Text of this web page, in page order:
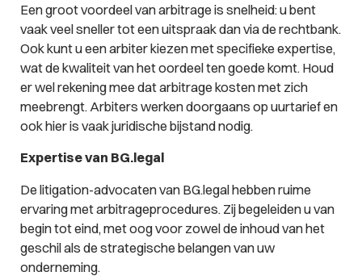
Een groot voordeel van arbitrage is snelheid: u bent
vaak veel sneller tot een uitspraak dan via de rechtbank.
Ook kunt u een arbiter kiezen met specifieke expertise,
wat de kwaliteit van het oordeel ten goede komt. Houd
er wel rekening mee dat arbitrage kosten met zich
meebrengt. Arbiters werken doorgaans op uurtarief en
ook hier is vaak juridische bijstand nodig.
Expertise van BG.legal
De litigation-advocaten van BG.legal hebben ruime
ervaring met arbitrageprocedures. Zij begeleiden u van
begin tot eind, met oog voor zowel de inhoud van het
geschil als de strategische belangen van uw
onderneming.